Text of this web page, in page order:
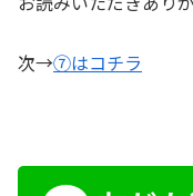
次→⑦はコチラ